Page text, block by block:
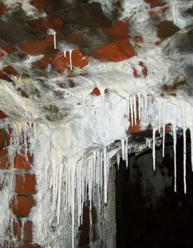
Морской
собор